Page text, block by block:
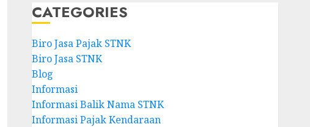
CATEGORIES
Biro Jasa Pajak STNK
Biro Jasa STNK
Blog
Informasi
Informasi Balik Nama STNK
Informasi Pajak Kendaraan